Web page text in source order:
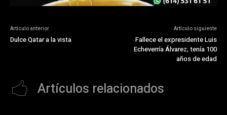
Artículo anterior
Dulce Qatar a la vista
Artículo siguiente
Fallece el expresidente Luis
Echeverría Álvarez; tenía 100
años de edad
Artículos relacionados